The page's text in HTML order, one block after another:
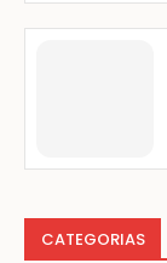
CATEGORIAS